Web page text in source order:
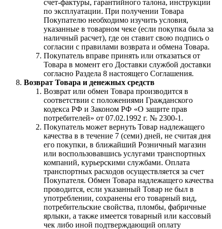
счет-фактуры, гарантийного талона, инструкции
по эксплуатации. При получении Товара
Покупателю необходимо изучить условия,
указанные в товарном чеке (если покупка была за
наличный расчет), где он ставит свою подпись о
согласии с правилами возврата и обмена Товара.
Покупатель вправе принять или отказаться от
Товара в момент его Доставки службой доставки
согласно Раздела 8 настоящего Соглашения.
Возврат Товара и денежных средств
Возврат или обмен Товара производится в
соответствии с положениями Гражданского
кодекса РФ и Законом РФ «О защите прав
потребителей» от 07.02.1992 г. № 2300-1.
Покупатель может вернуть Товар надлежащего
качества в в течение 7 (семи) дней, не считая дня
его покупки, в ближайший Розничный магазин
или воспользовавшись услугами транспортных
компаний, курьерскими службами. Оплата
транспортных расходов осуществляется за счет
Покупателя. Обмен Товара надлежащего качества
проводится, если указанный Товар не был в
употреблении, сохранены его товарный вид,
потребительские свойства, пломбы, фабричные
ярлыки, а также имеется товарный или кассовый
чек либо иной подтверждающий оплату